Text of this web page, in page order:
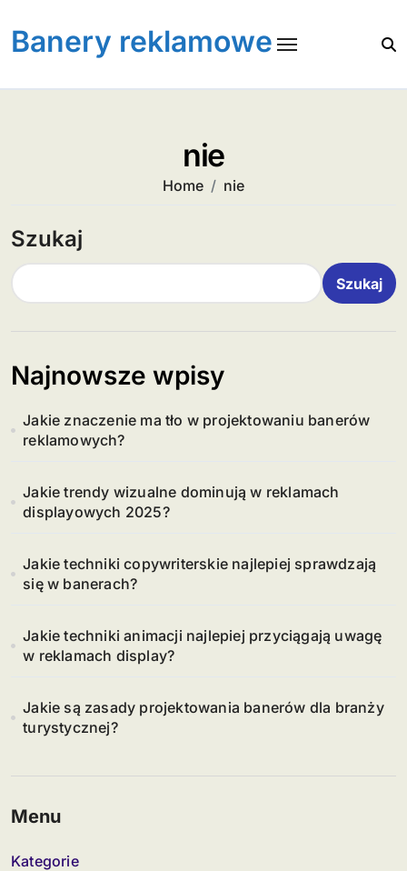
content
Banery reklamowe
nie
Home nie
Szukaj
Szukaj
Najnowsze wpisy
Jakie znaczenie ma tło w projektowaniu banerów
reklamowych?
Jakie trendy wizualne dominują w reklamach
displayowych 2025?
Jakie techniki copywriterskie najlepiej sprawdzają
się w banerach?
Jakie techniki animacji najlepiej przyciągają uwagę
w reklamach display?
Jakie są zasady projektowania banerów dla branży
turystycznej?
Menu
Kategorie